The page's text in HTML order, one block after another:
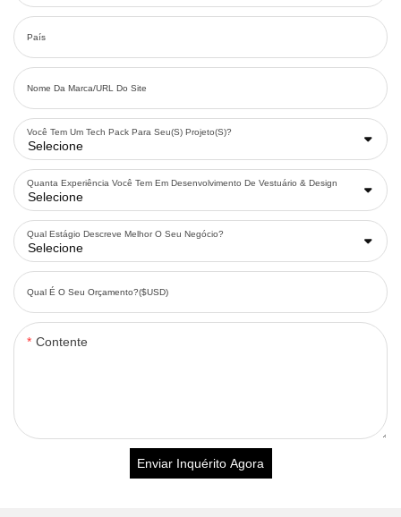
País
Nome Da Marca/URL Do Site
Você Tem Um Tech Pack Para Seu(s) Projeto(s)?
Quanta Experiência Você Tem Em Desenvolvimento De Vestuário & Design
Qual Estágio Descreve Melhor O Seu Negócio?
Qual É O Seu Orçamento?($USD)
Contente
Enviar Inquérito Agora